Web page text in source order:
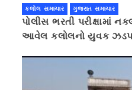
કલોલ સમાચાર ગુજરાત સમાચાર
પોલીસ ભરતી પરીક્ષામાં
આવેલ કલોલનો યુવક